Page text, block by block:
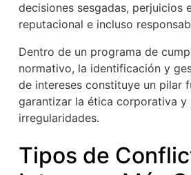
decisiones sesgadas, perjuicios
reputacional e incluso
Dentro de un programa de
normativo, la identificación y
de intereses constituye un pilar
garantizar la ética corporativa y
irregularidades.
Tipos de